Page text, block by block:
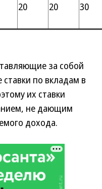
20 20 30
за собой
по вкладам в
их ставки
не дающим
дохода.